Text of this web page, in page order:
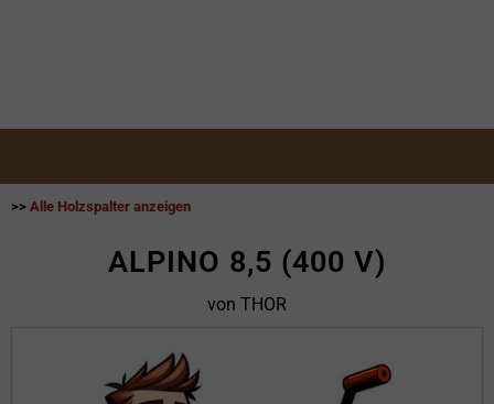
>> Alle Holzspalter anzeigen
ALPINO 8,5 (400 V)
von THOR